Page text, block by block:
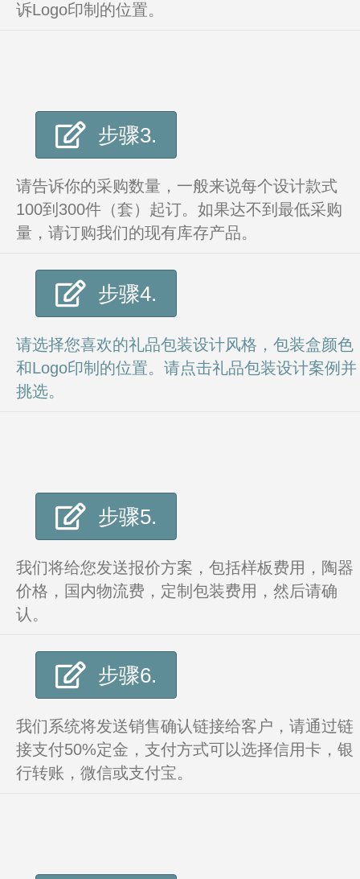
诉Logo印制的位置。
步骤3.
请告诉你的采购数量，一般来说每个设计款式
100到300件（套）起订。如果达不到最低采购
量，请订购我们的现有库存产品。
步骤4.
请选择您喜欢的礼品包装设计风格，包装盒颜色
和Logo印制的位置。请点击礼品包装设计案例并
挑选。
步骤5.
我们将给您发送报价方案，包括样板费用，陶器
价格，国内物流费，定制包装费用，然后请确
认。
步骤6.
我们系统将发送销售确认链接给客户，请通过链
接支付50%定金，支付方式可以选择信用卡，银
行转账，微信或支付宝。